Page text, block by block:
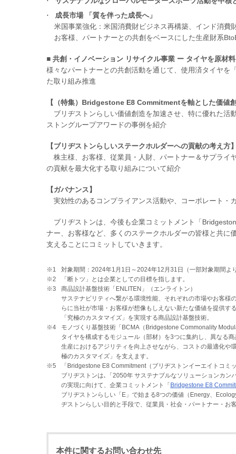
成長市場 「質を伴った成長へ」
米国事業強化：米国消費財ビジネス再構築、インド消費
お客様、パートナーとの共創をベースにした生産財系
■ 共創・イノベーション リサイクル事業 ー タイヤを原材料
様々なパートナーとの共創活動を通じて、使用済タイヤを
た取り組み推進
【（特集）Bridgestone E8 Commitmentを軸とした価値創
ブリヂストンらしい価値創造を加速させ、特に優れた活
ストングループアワードの事例を紹介
【ブリヂストンらしいステークホルダーへの貢献の考え方】
株主様、お客様、従業員・人財、パートナー＆サプライ
の貢献を最大化する取り組みについて紹介
【ガバナンス】
実効性のあるコンプライアンス活動や、コーポレート・
ブリヂストンは、今後も企業コミットメント「
ナー、お客様など、多くのステークホルダーの皆様と共に
支えることにコミットしていきます。
※1
対象期間：2024年1月1日～2024年12月31日（一部対象期間よ
※2
「断トツ」とは企業としての目標を指します。
※3
商品設計基盤技術「ENLITEN」（エンライトン）
サステナビリティへ繋がる環境性能、それぞれの市場やお客様
らに当社が市場・お客様が想像もしえない新たな価値を提供す
「究極のカスタマイズ」を実現する商品設計基盤技術。
※4
モノづくり基盤技術「BCMA（Bridgestone Commonality
タイヤを構成するモジュール（部材）を3つに集約し、異なる
生産におけるアジリティを向上させながら、コストの最適化
極のカスタマイズ」を支えます。
※5
「Bridgestone E8 Commitment（ブリヂストンイーエイトコミ
ブリヂストンは､「2050年 サステナブルなソリューションカ
の実現に向けて、企業コミットメント「 Bridgestone E8
ブリヂストンらしい「E」で始まる8つの価値（Energy、
ヂストンらしい目的と手段で、従業員・社会・パートナー・お
本件に関するお問い合わせ先